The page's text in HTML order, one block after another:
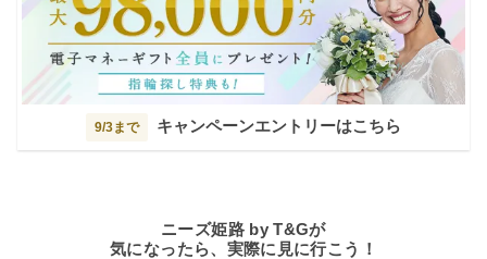
9/3まで キャンペーンエントリーはこちら
ニーズ姫路 by T&Gが
気になったら、実際に見に行こう！